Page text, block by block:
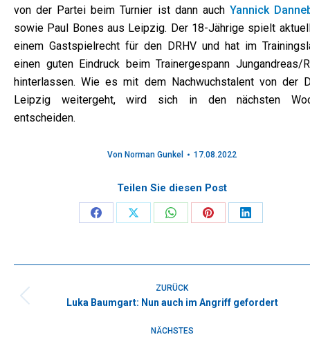
von der Partei beim Turnier ist dann auch Yannick
sowie Paul Bones aus Leipzig. Der 18-Jährige spielt
einem Gastspielrecht für den DRHV und hat im
einen guten Eindruck beim Trainergespann Jungandreas/
hinterlassen. Wie es mit dem Nachwuchstalent von der
Leipzig weitergeht, wird sich in den nächsten
entscheiden.
Von Norman Gunkel 17.08.2022
Teilen Sie diesen Post
Share
Facebook
Share
X
Share
WhatsApp
Share
Pinterest
Share
LinkedIn
ZURÜCK
Vorheriger
Luka Baumgart: Nun auch im Angriff gefordert
NÄCHSTES